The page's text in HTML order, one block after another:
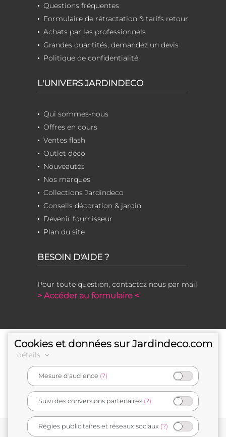
Questions fréquentes
Formulaire de rétractation & tarifs retour
Achats par les professionnels
Grandes quantités, demandez un devis
Politique de confidentialité
L'UNIVERS JARDINDECO
Qui sommes-nous
Offres en cours
Ventes flash
Outlet déco
Nouveautés
Nos marques
Collections Jardindeco
Conseils décoration & jardin
Devenir fournisseur
Plan du site
BESOIN D'AIDE ?
Pour toute question, contactez nous par mail
> Accéder au formulaire <
e-commerçant français
Cookies et données sur Jardindeco.com
détails
Mesure d'audience (?)
Suivi des conversions partenaires (?)
Régies publicitaires et réseaux sociaux (?)